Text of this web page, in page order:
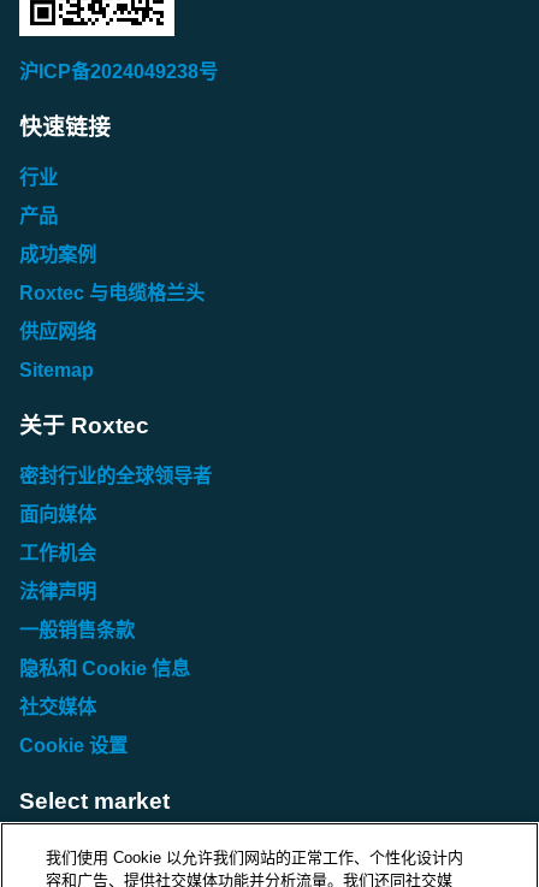
沪ICP备2024049238号
快速链接
行业
产品
成功案例
Roxtec 与电缆格兰头
供应网络
Sitemap
关于 Roxtec
密封行业的全球领导者
面向媒体
工作机会
法律声明
一般销售条款
隐私和 Cookie 信息
社交媒体
Cookie 设置
Select market
Choose local site
我们使用 Cookie 以允许我们网站的正常工作、个性化设计内
容和广告、提供社交媒体功能并分析流量。我们还同社交媒